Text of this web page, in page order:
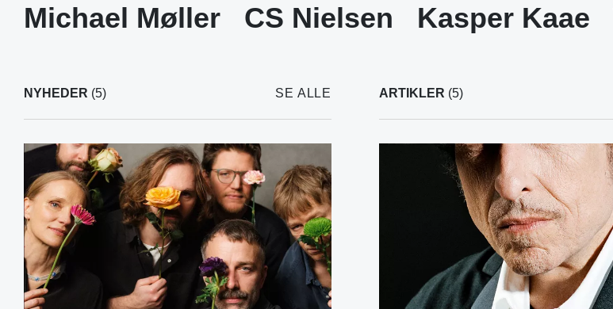
Michael Møller CS Nielsen Kasper Kaae
NYHEDER (5) SE ALLE ARTIKLER (5)